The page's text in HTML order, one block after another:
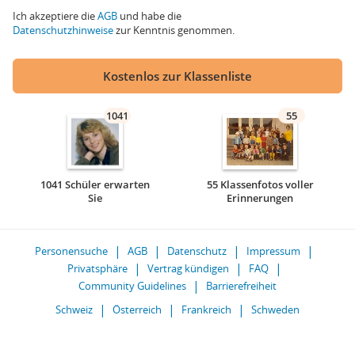
Ich akzeptiere dieAGB und habe die
Datenschutzhinweisezur Kenntnis genommen.
Kostenlos zur Klassenliste
1041
1041 Schüler erwarten
Sie
55
55 Klassenfotos voller
Erinnerungen
Personensuche AGB Datenschutz
Impressum
Privatsphäre
Vertrag kündigen
FAQ
Community Guidelines
Barrierefreiheit
Schweiz
Österreich Frankreich Schweden